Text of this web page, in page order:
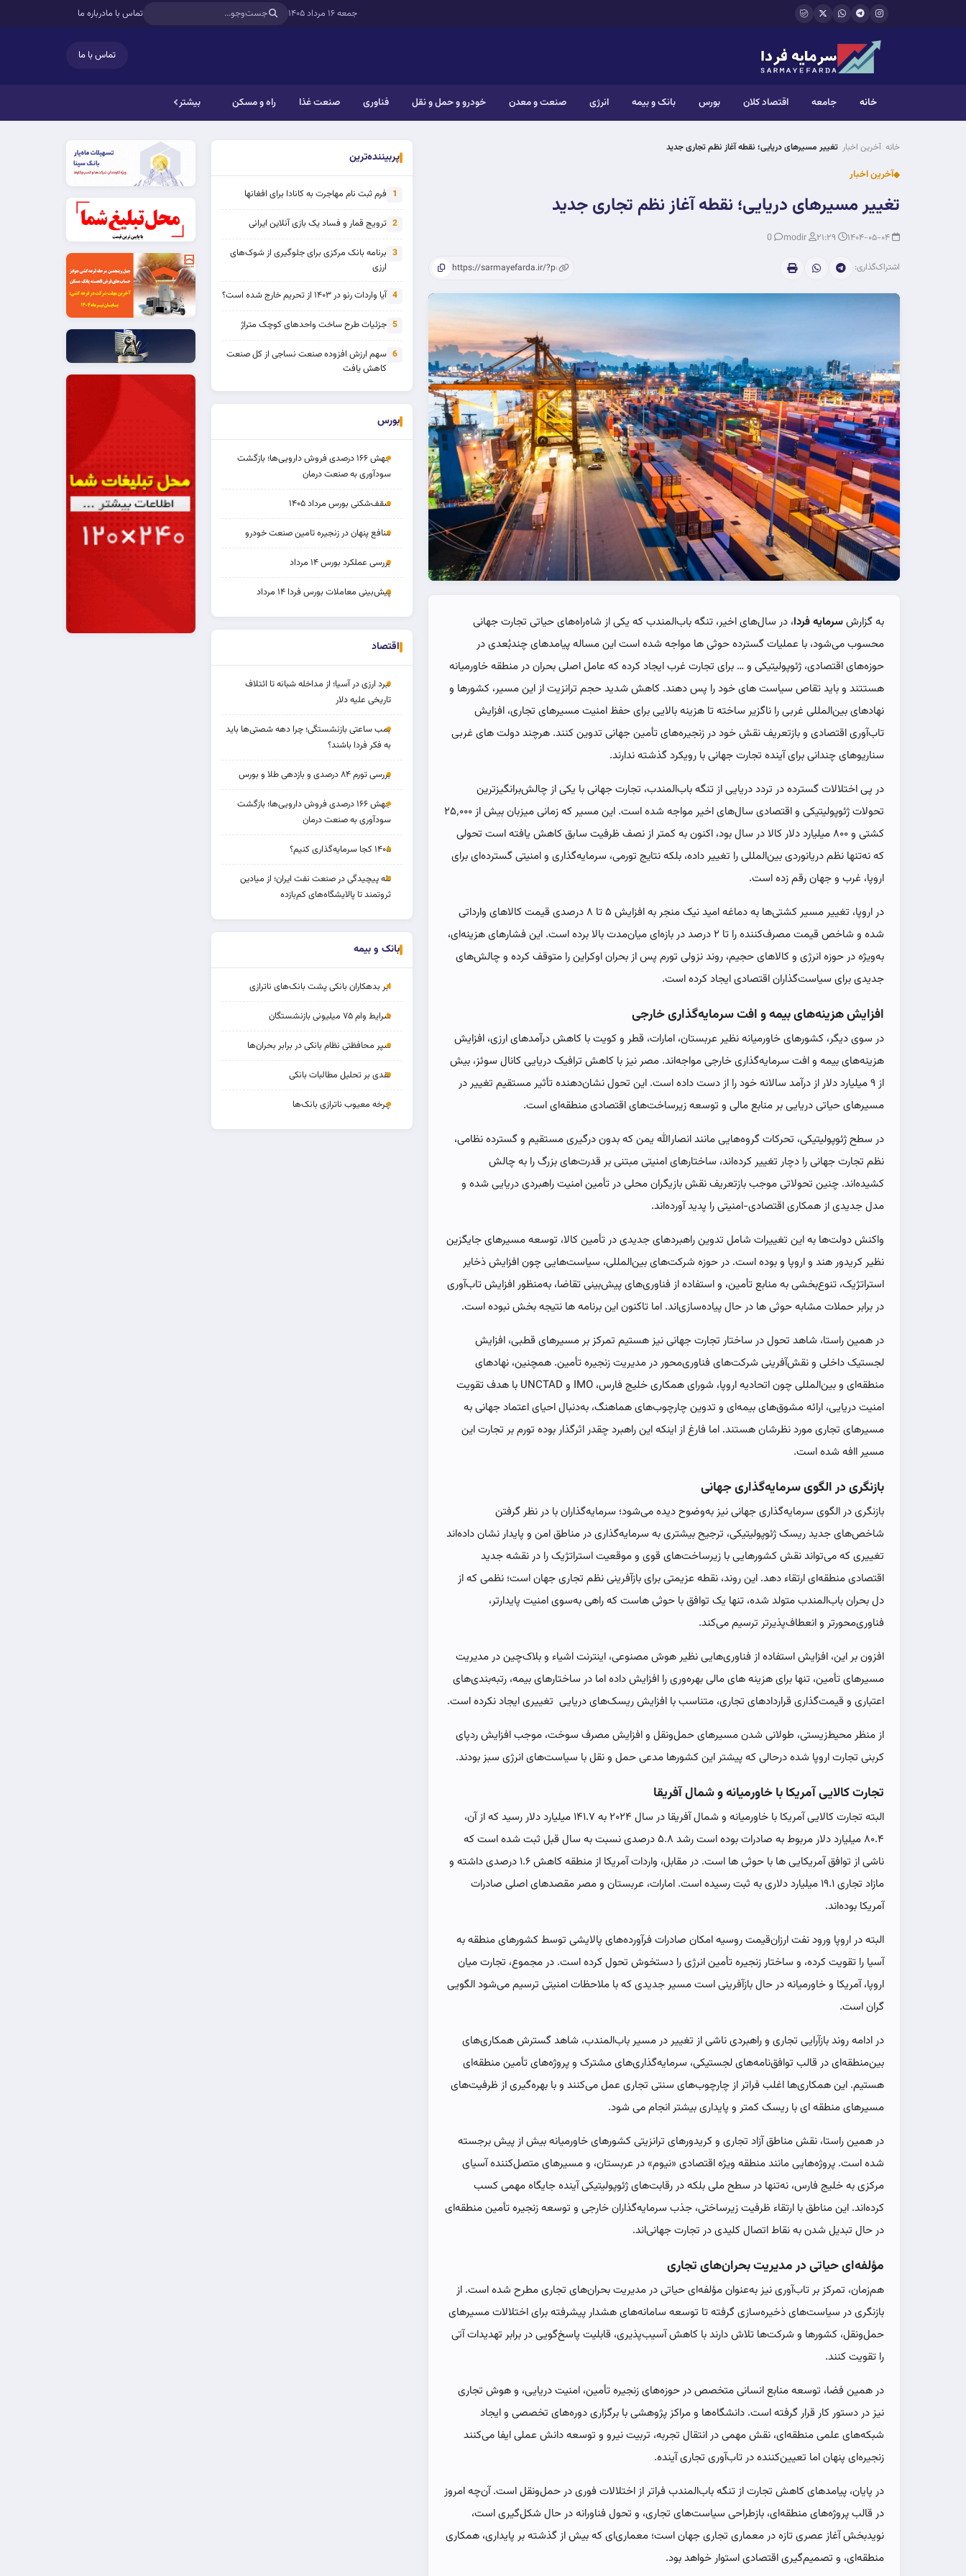
رفتن به محتوای اصلی جمعه ۱۶ مرداد ۱۴۰۵ تماس با مادرباره ما
تماس با ما
خانه جامعه اقتصاد کلان بورس بانک و بیمه انرژی صنعت و معدن خودرو و حمل و نقل فناوری صنعت غذا راه و مسکن بیشتر
خانه آخرین اخبار تغییر مسیرهای دریایی؛ نقطه آغاز نظم تجاری جدید
آخرین اخبار
تغییر مسیرهای دریایی؛ نقطه آغاز نظم تجاری جدید
اشتراک‌گذاری:
به گزارشسرمایه فردا، در سال‌های اخیر، تنگه باب‌المندب که یکی از شاه‌راه‌های حیاتی تجارت جهانی
محسوب می‌شود، با عملیات گسترده حوثی ها مواجه شده است این مساله پیامدهای چندبُعدی در
حوزه‌های اقتصادی، ژئوپولیتیکی و … برای تجارت غرب ایجاد کرده که عامل اصلی بحران در منطقه خاورمیانه
هستتند و باید تقاص سیاست های خود را پس دهند. کاهش شدید حجم ترانزیت از این مسیر، کشورها و
نهادهای بین‌المللی غربی را ناگزیر ساخته تا هزینه بالایی برای حفظ امنیت مسیرهای تجاری، افزایش
تاب‌آوری اقتصادی و بازتعریف نقش خود در زنجیره‌های تأمین جهانی تدوین کنند. هرچند دولت های غربی
سناریوهای چندانی برای آینده تجارت جهانی با رویکرد گذشته ندارند.
در پی اختلالات گسترده در تردد دریایی از تنگه باب‌المندب، تجارت جهانی با یکی از چالش‌برانگیزترین
تحولات ژئوپولیتیکی و اقتصادی سال‌های اخیر مواجه شده است. این مسیر که زمانی میزبان بیش از ۲۵٬۰۰۰
کشتی و ۸۰۰ میلیارد دلار کالا در سال بود، اکنون به کمتر از نصف ظرفیت سابق کاهش یافته است تحولی
که نه‌تنها نظم دریانوردی بین‌المللی را تغییر داده، بلکه نتایج تورمی، سرمایه‌گذاری و امنیتی گسترده‌ای برای
اروپا، غرب و جهان رقم زده است.
در اروپا، تغییر مسیر کشتی‌ها به دماغه امید نیک منجر به افزایش ۵ تا ۸ درصدی قیمت کالاهای وارداتی
شده و شاخص قیمت مصرف‌کننده را تا ۲ درصد در بازه‌ای میان‌مدت بالا برده است. این فشارهای هزینه‌ای،
به‌ویژه در حوزه انرژی و کالاهای حجیم، روند نزولی تورم پس از بحران اوکراین را متوقف کرده و چالش‌های
جدیدی برای سیاست‌گذاران اقتصادی ایجاد کرده است.
افزایش هزینه‌های بیمه و افت سرمایه‌گذاری خارجی
در سوی دیگر، کشورهای خاورمیانه نظیر عربستان، امارات، قطر و کویت با کاهش درآمدهای ارزی، افزایش
هزینه‌های بیمه و افت سرمایه‌گذاری خارجی مواجه‌اند. مصر نیز با کاهش ترافیک دریایی کانال سوئز، بیش
از ۹ میلیارد دلار از درآمد سالانه خود را از دست داده است. این تحول نشان‌دهنده تأثیر مستقیم تغییر در
مسیرهای حیاتی دریایی بر منابع مالی و توسعه زیرساخت‌های اقتصادی منطقه‌ای است.
در سطح ژئوپولیتیکی، تحرکات گروه‌هایی مانند انصارالله یمن که بدون درگیری مستقیم و گسترده نظامی،
نظم تجارت جهانی را دچار تغییر کرده‌اند، ساختارهای امنیتی مبتنی بر قدرت‌های بزرگ را به چالش
کشیده‌اند. چنین تحولاتی موجب بازتعریف نقش بازیگران محلی در تأمین امنیت راهبردی دریایی شده و
مدل جدیدی از همکاری اقتصادی-امنیتی را پدید آورده‌اند.
واکنش دولت‌ها به این تغییرات شامل تدوین راهبردهای جدیدی در تأمین کالا، توسعه مسیرهای جایگزین
نظیر کریدور هند و اروپا و بوده است. در حوزه شرکت‌های بین‌المللی، سیاست‌هایی چون افزایش ذخایر
استراتژیک، تنوع‌بخشی به منابع تأمین، و استفاده از فناوری‌های پیش‌بینی تقاضا، به‌منظور افزایش تاب‌آوری
در برابر حملات مشابه حوثی ها در حال پیاده‌سازی‌اند. اما تاکنون این برنامه ها نتیجه بخش نبوده است.
در همین راستا، شاهد تحول در ساختار تجارت جهانی نیز هستیم تمرکز بر مسیرهای قطبی، افزایش
لجستیک داخلی و نقش‌آفرینی شرکت‌های فناوری‌محور در مدیریت زنجیره تأمین. همچنین، نهادهای
منطقه‌ای و بین‌المللی چون اتحادیه اروپا، شورای همکاری خلیج فارس، IMO و UNCTAD با هدف تقویت
امنیت دریایی، ارائه مشوق‌های بیمه‌ای و تدوین چارچوب‌های هماهنگ، به‌دنبال احیای اعتماد جهانی به
مسیرهای تجاری مورد نظرشان هستند. اما فارغ از اینکه این راهبرد چقدر اثرگذار بوده تورم بر تجارت این
مسیر اافه شده است.
بازنگری در الگوی سرمایه‌گذاری جهانی
بازنگری در الگوی سرمایه‌گذاری جهانی نیز به‌وضوح دیده می‌شود؛ سرمایه‌گذاران با در نظر گرفتن
شاخص‌های جدید ریسک ژئوپولیتیکی، ترجیح بیشتری به سرمایه‌گذاری در مناطق امن و پایدار نشان داده‌اند
تغییری که می‌تواند نقش کشورهایی با زیرساخت‌های قوی و موقعیت استراتژیک را در نقشه جدید
اقتصادی منطقه‌ای ارتقاء دهد. این روند، نقطه عزیمتی برای بازآفرینی نظم تجاری جهان است؛ نظمی که از
دل بحران باب‌المندب متولد شده، تنها یک توافق با حوثی هاست که راهی به‌سوی امنیت پایدارتر،
فناوری‌محورتر و انعطاف‌پذیرتر ترسیم می‌کند.
افزون بر این، افزایش استفاده از فناوری‌هایی نظیر هوش مصنوعی، اینترنت اشیاء و بلاک‌چین در مدیریت
مسیرهای تأمین، ‌تنها برای هزینه های مالی بهره‌وری را افزایش داده اما در ساختارهای بیمه، رتبه‌بندی‌های
اعتباری و قیمت‌گذاری قراردادهای تجاری، متناسب با افزایش ریسک‌های دریایی تغییری ایجاد نکرده است.
از منظر محیط‌زیستی، طولانی شدن مسیرهای حمل‌ونقل و افزایش مصرف سوخت، موجب افزایش ردپای
کربنی تجارت اروپا شده درحالی که پیشتر این کشورها مدعی حمل و نقل با سیاست‌های انرژی سبز بودند.
تجارت کالایی آمریکا با خاورمیانه و شمال آفریقا
البته تجارت کالایی آمریکا با خاورمیانه و شمال آفریقا در سال ۲۰۲۴ به ۱۴۱.۷ میلیارد دلار رسید که از آن،
۸۰.۴ میلیارد دلار مربوط به صادرات بوده است رشد ۵.۸ درصدی نسبت به سال قبل ثبت شده است که
ناشی از توافق آمریکایی ها با حوثی ها است. در مقابل، واردات آمریکا از منطقه کاهش ۱.۶ درصدی داشته و
مازاد تجاری ۱۹.۱ میلیارد دلاری به ثبت رسیده است. امارات، عربستان و مصر مقصدهای اصلی صادرات
آمریکا بوده‌اند.
البته در اروپا ورود نفت ارزان‌قیمت روسیه امکان صادرات فرآورده‌های پالایشی توسط کشورهای منطقه به
آسیا را تقویت کرده، و ساختار زنجیره تأمین انرژی را دستخوش تحول کرده است. در مجموع، تجارت میان
اروپا، آمریکا و خاورمیانه در حال بازآفرینی است مسیر جدیدی که با ملاحظات امنیتی ترسیم می‌شود الگویی
گران است.
در ادامه روند بازآرایی تجاری و راهبردی ناشی از تغییر در مسیر باب‌المندب، شاهد گسترش همکاری‌های
بین‌منطقه‌ای در قالب توافق‌نامه‌های لجستیکی، سرمایه‌گذاری‌های مشترک و پروژه‌های تأمین منطقه‌ای
هستیم. این همکاری‌ها اغلب فراتر از چارچوب‌های سنتی تجاری عمل می‌کنند و با بهره‌گیری از ظرفیت‌های
مسیرهای منطقه ای با ریسک کمتر و پایداری بیشتر انجام می شود.
در همین راستا، نقش مناطق آزاد تجاری و کریدورهای ترانزیتی کشورهای خاورمیانه بیش از پیش برجسته
شده است. پروژه‌هایی مانند منطقه ویژه اقتصادی «نیوم» در عربستان، و مسیرهای متصل‌کننده آسیای
مرکزی به خلیج فارس، نه‌تنها در سطح ملی بلکه در رقابت‌های ژئوپولیتیکی آینده جایگاه مهمی کسب
کرده‌اند. این مناطق با ارتقاء ظرفیت زیرساختی، جذب سرمایه‌گذاران خارجی و توسعه زنجیره تأمین منطقه‌ای
در حال تبدیل شدن به نقاط اتصال کلیدی در تجارت جهانی‌اند.
مؤلفه‌ای حیاتی در مدیریت بحران‌های تجاری
هم‌زمان، تمرکز بر تاب‌آوری نیز به‌عنوان مؤلفه‌ای حیاتی در مدیریت بحران‌های تجاری مطرح شده است. از
بازنگری در سیاست‌های ذخیره‌سازی گرفته تا توسعه سامانه‌های هشدار پیشرفته برای اختلالات مسیرهای
حمل‌ونقل، کشورها و شرکت‌ها تلاش دارند با کاهش آسیب‌پذیری، قابلیت پاسخ‌گویی در برابر تهدیدات آتی
را تقویت کنند.
در همین فضا، توسعه منابع انسانی متخصص در حوزه‌های زنجیره تأمین، امنیت دریایی، و هوش تجاری
نیز در دستور کار قرار گرفته است. دانشگاه‌ها و مراکز پژوهشی با برگزاری دوره‌های تخصصی و ایجاد
شبکه‌های علمی منطقه‌ای، نقش مهمی در انتقال تجربه، تربیت نیرو و توسعه دانش عملی ایفا می‌کنند
زنجیره‌ای پنهان اما تعیین‌کننده در تاب‌آوری تجاری آینده.
در پایان، پیامدهای کاهش تجارت از تنگه باب‌المندب فراتر از اختلالات فوری در حمل‌ونقل است. آن‌چه امروز
در قالب پروژه‌های منطقه‌ای، بازطراحی سیاست‌های تجاری، و تحول فناورانه در حال شکل‌گیری است،
نویدبخش آغاز عصری تازه در معماری تجاری جهان است؛ معماری‌ای که بیش از گذشته بر پایداری، همکاری
منطقه‌ای، و تصمیم‌گیری اقتصادی استوار خواهد بود.
پربیننده‌ترین
1 فرم ثبت نام مهاجرت به کانادا برای افغانها
2 ترویج قمار و فساد یک بازی آنلاین ایرانی
3 برنامه بانک مرکزی برای جلوگیری از شوک‌های
ارزی
4 آیا واردات رنو در ۱۴۰۳ از تحریم خارج شده است؟
5 جزئیات طرح ساخت واحدهای کوچک متراژ
6 سهم ارزش افزوده صنعت نساجی از کل صنعت
کاهش یافت
بورس
جهش ۱۶۶ درصدی فروش دارویی‌ها؛ بازگشت
سودآوری به صنعت درمان
سقف‌شکنی بورس مرداد ۱۴۰۵
منافع پنهان در زنجیره تامین صنعت خودرو
بررسی عملکرد بورس ۱۴ مرداد
پیش‌بینی معاملات بورس فردا ۱۴ مرداد
اقتصاد
نبرد ارزی در آسیا؛ از مداخله‌ شبانه تا ائتلاف
تاریخی علیه دلار
بمب ساعتی بازنشستگی؛ چرا دهه شصتی‌ها باید
به فکر فردا باشند؟
بررسی تورم ۸۴ درصدی و بازدهی طلا و بورس
جهش ۱۶۶ درصدی فروش دارویی‌ها؛ بازگشت
سودآوری به صنعت درمان
۱۴۰۵ کجا سرمایه‌گذاری کنیم؟
تله پیچیدگی در صنعت نفت ایران؛ از میادین
ثروتمند تا پالایشگاه‌های کم‌بازده
بانک و بیمه
ابر بدهکاران بانکی پشت بانک‌های ناترازی
شرایط وام ۷۵ میلیونی بازنشستگان
سپر محافظتی نظام بانکی در برابر بحران‌ها
نقدی بر تحلیل مطالبات بانکی
چرخه‌ معیوب ناترازی بانک‌ها